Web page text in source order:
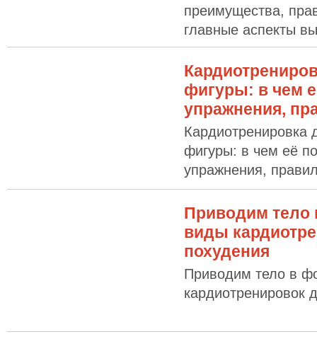
преимущества,
главные аспекты
фигуры: в чем
упражнения,
Кардиотренировка
фигуры: в чем её
упражнения,
Приводим
виды
похудения
Приводим тело в
кардиотренировок